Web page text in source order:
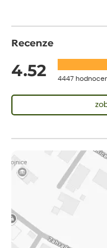
Recenze
4.52 4447
vše v naprostém
ověřený nákup
Jana
Flos je nejlepší